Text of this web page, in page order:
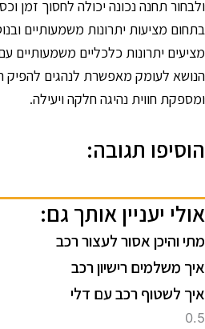
תחנה נכונה יכולה לחסוך זמן
מציעות יתרונות משמעותיים
יתרונות כלכליים משמעותיים
לעומק מאפשרת לנהגים
חווית נהיגה חלקה ויעילה.
תגובה:
יעניין אותך גם:
והיכן אסור לעצור רכב
משלמים רישיון רכב
לשטוף רכב עם דלי